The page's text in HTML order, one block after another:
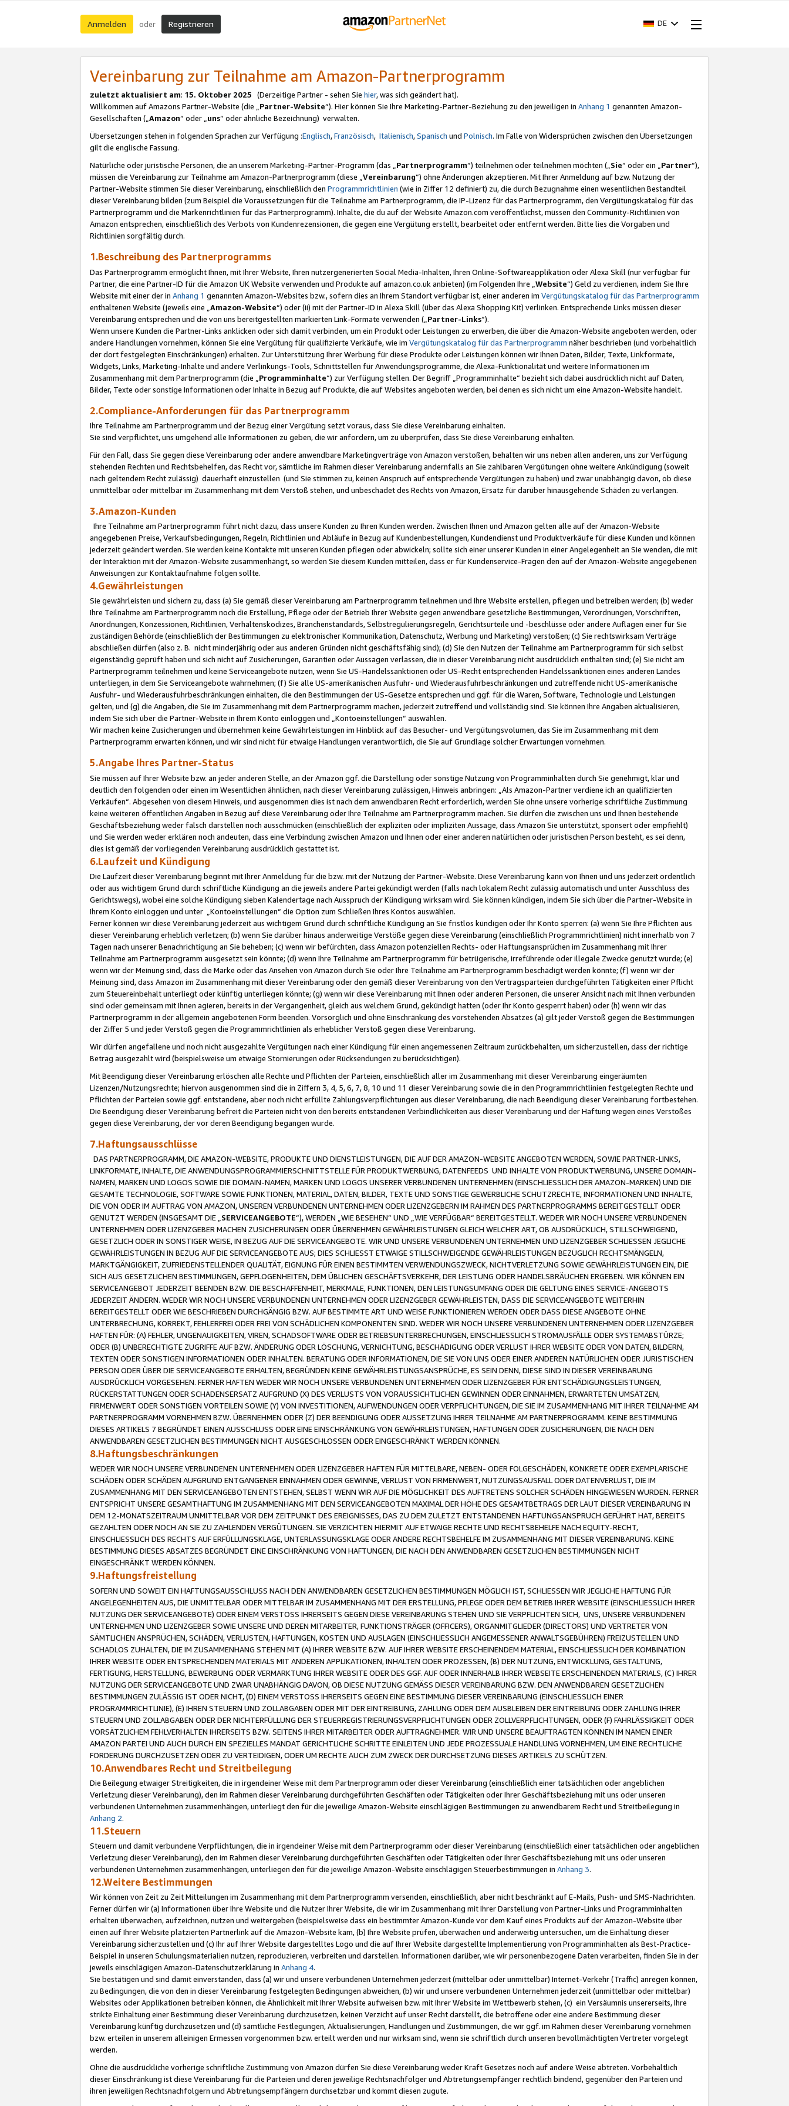
Anmelden oder Registrieren DE
Vereinbarung zur Teilnahme am Amazon-Partnerprogramm
zuletzt aktualisiert am: 15. Oktober 2025 (Derzeitige Partner - sehen Sie hier, was sich geändert hat).
Willkommen auf Amazons Partner-Website (die „Partner-Website“). Hier können Sie Ihre Marketing-Partner-Beziehung zu den jeweiligen in Anhang 1 genannten Amazon-
Gesellschaften („Amazon“ oder „uns“ oder ähnliche Bezeichnung) verwalten.
Übersetzungen stehen in folgenden Sprachen zur Verfügung :Englisch,Französisch, Italienisch,Spanisch und Polnisch. Im Falle von Widersprüchen zwischen den Übersetzungen
gilt die englische Fassung.
Natürliche oder juristische Personen, die an unserem Marketing-Partner-Programm (das „Partnerprogramm“) teilnehmen oder teilnehmen möchten („Sie“ oder ein „Partner“),
müssen die Vereinbarung zur Teilnahme am Amazon-Partnerprogramm (diese „Vereinbarung“) ohne Änderungen akzeptieren. Mit Ihrer Anmeldung auf bzw. Nutzung der
Partner-Website stimmen Sie dieser Vereinbarung, einschließlich den Programmrichtlinien (wie in Ziffer 12 definiert) zu, die durch Bezugnahme einen wesentlichen Bestandteil
dieser Vereinbarung bilden (zum Beispiel die Voraussetzungen für die Teilnahme am Partnerprogramm, die IP-Lizenz für das Partnerprogramm, den Vergütungskatalog für das
Partnerprogramm und die Markenrichtlinien für das Partnerprogramm). Inhalte, die du auf der Website Amazon.com veröffentlichst, müssen den Community-Richtlinien von
Amazon entsprechen, einschließlich des Verbots von Kundenrezensionen, die gegen eine Vergütung erstellt, bearbeitet oder entfernt werden. Bitte lies die Vorgaben und
Richtlinien sorgfältig durch.
1.Beschreibung des Partnerprogramms
Das Partnerprogramm ermöglicht Ihnen, mit Ihrer Website, Ihren nutzergenerierten Social Media-Inhalten, Ihren Online-Softwareapplikation oder Alexa Skill (nur verfügbar für
Partner, die eine Partner-ID für die Amazon UK Website verwenden und Produkte auf amazon.co.uk anbieten) (im Folgenden Ihre „ Website“) Geld zu verdienen, indem Sie Ihre
Website mit einer der in Anhang 1 genannten Amazon-Websites bzw., sofern dies an Ihrem Standort verfügbar ist, einer anderen im Vergütungskatalog für das Partnerprogramm
enthaltenen Website (jeweils eine „ Amazon-Website“) oder (ii) mit der Partner-ID in Alexa Skill (über das Alexa Shopping Kit) verlinken. Entsprechende Links müssen dieser
Vereinbarung entsprechen und die von uns bereitgestellten markierten Link-Formate verwenden („ Partner-Links“).
Wenn unsere Kunden die Partner-Links anklicken oder sich damit verbinden, um ein Produkt oder Leistungen zu erwerben, die über die Amazon-Website angeboten werden, oder
andere Handlungen vornehmen, können Sie eine Vergütung für qualifizierte Verkäufe, wie im Vergütungskatalog für das Partnerprogramm näher beschrieben (und vorbehaltlich
der dort festgelegten Einschränkungen) erhalten. Zur Unterstützung Ihrer Werbung für diese Produkte oder Leistungen können wir Ihnen Daten, Bilder, Texte, Linkformate,
Widgets, Links, Marketing-Inhalte und andere Verlinkungs-Tools, Schnittstellen für Anwendungsprogramme, die Alexa-Funktionalität und weitere Informationen im
Zusammenhang mit dem Partnerprogramm (die „ Programminhalte“) zur Verfügung stellen. Der Begriff „Programminhalte“ bezieht sich dabei ausdrücklich nicht auf Daten,
Bilder, Texte oder sonstige Informationen oder Inhalte in Bezug auf Produkte, die auf Websites angeboten werden, bei denen es sich nicht um eine Amazon-Website handelt.
2.Compliance-Anforderungen für das Partnerprogramm
Ihre Teilnahme am Partnerprogramm und der Bezug einer Vergütung setzt voraus, dass Sie diese Vereinbarung einhalten.
Sie sind verpflichtet, uns umgehend alle Informationen zu geben, die wir anfordern, um zu überprüfen, dass Sie diese Vereinbarung einhalten.
Für den Fall, dass Sie gegen diese Vereinbarung oder andere anwendbare Marketingverträge von Amazon verstoßen, behalten wir uns neben allen anderen, uns zur Verfügung
stehenden Rechten und Rechtsbehelfen, das Recht vor, sämtliche im Rahmen dieser Vereinbarung andernfalls an Sie zahlbaren Vergütungen ohne weitere Ankündigung (soweit
nach geltendem Recht zulässig) dauerhaft einzustellen (und Sie stimmen zu, keinen Anspruch auf entsprechende Vergütungen zu haben) und zwar unabhängig davon, ob diese
unmittelbar oder mittelbar im Zusammenhang mit dem Verstoß stehen, und unbeschadet des Rechts von Amazon, Ersatz für darüber hinausgehende Schäden zu verlangen.
3.Amazon-Kunden
Ihre Teilnahme am Partnerprogramm führt nicht dazu, dass unsere Kunden zu Ihren Kunden werden. Zwischen Ihnen und Amazon gelten alle auf der Amazon-Website
angegebenen Preise, Verkaufsbedingungen, Regeln, Richtlinien und Abläufe in Bezug auf Kundenbestellungen, Kundendienst und Produktverkäufe für diese Kunden und können
jederzeit geändert werden. Sie werden keine Kontakte mit unseren Kunden pflegen oder abwickeln; sollte sich einer unserer Kunden in einer Angelegenheit an Sie wenden, die mit
der Interaktion mit der Amazon-Website zusammenhängt, so werden Sie diesem Kunden mitteilen, dass er für Kundenservice-Fragen den auf der Amazon-Website angegebenen
Anweisungen zur Kontaktaufnahme folgen sollte.
4.Gewährleistungen
Sie gewährleisten und sichern zu, dass (a) Sie gemäß dieser Vereinbarung am Partnerprogramm teilnehmen und Ihre Website erstellen, pflegen und betreiben werden; (b) weder
Ihre Teilnahme am Partnerprogramm noch die Erstellung, Pflege oder der Betrieb Ihrer Website gegen anwendbare gesetzliche Bestimmungen, Verordnungen, Vorschriften,
Anordnungen, Konzessionen, Richtlinien, Verhaltenskodizes, Branchenstandards, Selbstregulierungsregeln, Gerichtsurteile und -beschlüsse oder andere Auflagen einer für Sie
zuständigen Behörde (einschließlich der Bestimmungen zu elektronischer Kommunikation, Datenschutz, Werbung und Marketing) verstoßen; (c) Sie rechtswirksam Verträge
abschließen dürfen (also z. B. nicht minderjährig oder aus anderen Gründen nicht geschäftsfähig sind); (d) Sie den Nutzen der Teilnahme am Partnerprogramm für sich selbst
eigenständig geprüft haben und sich nicht auf Zusicherungen, Garantien oder Aussagen verlassen, die in dieser Vereinbarung nicht ausdrücklich enthalten sind; (e) Sie nicht am
Partnerprogramm teilnehmen und keine Serviceangebote nutzen, wenn Sie US-Handelssanktionen oder US-Recht entsprechenden Handelssanktionen eines anderen Landes
unterliegen, in dem Sie Serviceangebote wahrnehmen; (f) Sie alle US-amerikanischen Ausfuhr- und Wiederausfuhrbeschränkungen und zutreffende nicht US-amerikanische
Ausfuhr- und Wiederausfuhrbeschränkungen einhalten, die den Bestimmungen der US-Gesetze entsprechen und ggf. für die Waren, Software, Technologie und Leistungen
gelten, und (g) die Angaben, die Sie im Zusammenhang mit dem Partnerprogramm machen, jederzeit zutreffend und vollständig sind. Sie können Ihre Angaben aktualisieren,
indem Sie sich über die Partner-Website in Ihrem Konto einloggen und „Kontoeinstellungen“ auswählen.
Wir machen keine Zusicherungen und übernehmen keine Gewährleistungen im Hinblick auf das Besucher- und Vergütungsvolumen, das Sie im Zusammenhang mit dem
Partnerprogramm erwarten können, und wir sind nicht für etwaige Handlungen verantwortlich, die Sie auf Grundlage solcher Erwartungen vornehmen.
5.Angabe Ihres Partner-Status
Sie müssen auf Ihrer Website bzw. an jeder anderen Stelle, an der Amazon ggf. die Darstellung oder sonstige Nutzung von Programminhalten durch Sie genehmigt, klar und
deutlich den folgenden oder einen im Wesentlichen ähnlichen, nach dieser Vereinbarung zulässigen, Hinweis anbringen: „Als Amazon-Partner verdiene ich an qualifizierten
Verkäufen“. Abgesehen von diesem Hinweis, und ausgenommen dies ist nach dem anwendbaren Recht erforderlich, werden Sie ohne unsere vorherige schriftliche Zustimmung
keine weiteren öffentlichen Angaben in Bezug auf diese Vereinbarung oder Ihre Teilnahme am Partnerprogramm machen. Sie dürfen die zwischen uns und Ihnen bestehende
Geschäftsbeziehung weder falsch darstellen noch ausschmücken (einschließlich der expliziten oder impliziten Aussage, dass Amazon Sie unterstützt, sponsert oder empfiehlt)
und Sie werden weder erklären noch andeuten, dass eine Verbindung zwischen Amazon und Ihnen oder einer anderen natürlichen oder juristischen Person besteht, es sei denn,
dies ist gemäß der vorliegenden Vereinbarung ausdrücklich gestattet ist.
6.Laufzeit und Kündigung
Die Laufzeit dieser Vereinbarung beginnt mit Ihrer Anmeldung für die bzw. mit der Nutzung der Partner-Website. Diese Vereinbarung kann von Ihnen und uns jederzeit ordentlich
oder aus wichtigem Grund durch schriftliche Kündigung an die jeweils andere Partei gekündigt werden (falls nach lokalem Recht zulässig automatisch und unter Ausschluss des
Gerichtswegs), wobei eine solche Kündigung sieben Kalendertage nach Ausspruch der Kündigung wirksam wird. Sie können kündigen, indem Sie sich über die Partner-Website in
Ihrem Konto einloggen und unter „Kontoeinstellungen“ die Option zum Schließen Ihres Kontos auswählen.
Ferner können wir diese Vereinbarung jederzeit aus wichtigem Grund durch schriftliche Kündigung an Sie fristlos kündigen oder Ihr Konto sperren: (a) wenn Sie Ihre Pflichten aus
dieser Vereinbarung erheblich verletzen; (b) wenn Sie darüber hinaus anderweitige Verstöße gegen diese Vereinbarung (einschließlich Programmrichtlinien) nicht innerhalb von 7
Tagen nach unserer Benachrichtigung an Sie beheben; (c) wenn wir befürchten, dass Amazon potenziellen Rechts- oder Haftungsansprüchen im Zusammenhang mit Ihrer
Teilnahme am Partnerprogramm ausgesetzt sein könnte; (d) wenn Ihre Teilnahme am Partnerprogramm für betrügerische, irreführende oder illegale Zwecke genutzt wurde; (e)
wenn wir der Meinung sind, dass die Marke oder das Ansehen von Amazon durch Sie oder Ihre Teilnahme am Partnerprogramm beschädigt werden könnte; (f) wenn wir der
Meinung sind, dass Amazon im Zusammenhang mit dieser Vereinbarung oder den gemäß dieser Vereinbarung von den Vertragsparteien durchgeführten Tätigkeiten einer Pflicht
zum Steuereinbehalt unterliegt oder künftig unterliegen könnte; (g) wenn wir diese Vereinbarung mit Ihnen oder anderen Personen, die unserer Ansicht nach mit Ihnen verbunden
sind oder gemeinsam mit Ihnen agieren, bereits in der Vergangenheit, gleich aus welchem Grund, gekündigt hatten (oder Ihr Konto gesperrt haben) oder (h) wenn wir das
Partnerprogramm in der allgemein angebotenen Form beenden. Vorsorglich und ohne Einschränkung des vorstehenden Absatzes (a) gilt jeder Verstoß gegen die Bestimmungen
der Ziffer 5 und jeder Verstoß gegen die Programmrichtlinien als erheblicher Verstoß gegen diese Vereinbarung.
Wir dürfen angefallene und noch nicht ausgezahlte Vergütungen nach einer Kündigung für einen angemessenen Zeitraum zurückbehalten, um sicherzustellen, dass der richtige
Betrag ausgezahlt wird (beispielsweise um etwaige Stornierungen oder Rücksendungen zu berücksichtigen).
Mit Beendigung dieser Vereinbarung erlöschen alle Rechte und Pflichten der Parteien, einschließlich aller im Zusammenhang mit dieser Vereinbarung eingeräumten
Lizenzen/Nutzungsrechte; hiervon ausgenommen sind die in Ziffern 3, 4, 5, 6, 7, 8, 10 und 11 dieser Vereinbarung sowie die in den Programmrichtlinien festgelegten Rechte und
Pflichten der Parteien sowie ggf. entstandene, aber noch nicht erfüllte Zahlungsverpflichtungen aus dieser Vereinbarung, die nach Beendigung dieser Vereinbarung fortbestehen.
Die Beendigung dieser Vereinbarung befreit die Parteien nicht von den bereits entstandenen Verbindlichkeiten aus dieser Vereinbarung und der Haftung wegen eines Verstoßes
gegen diese Vereinbarung, der vor deren Beendigung begangen wurde.
7.Haftungsausschlüsse
DAS PARTNERPROGRAMM, DIE AMAZON-WEBSITE, PRODUKTE UND DIENSTLEISTUNGEN, DIE AUF DER AMAZON-WEBSITE ANGEBOTEN WERDEN, SOWIE PARTNER-LINKS,
LINKFORMATE, INHALTE, DIE ANWENDUNGSPROGRAMMIERSCHNITTSTELLE FÜR PRODUKTWERBUNG, DATENFEEDS UND INHALTE VON PRODUKTWERBUNG, UNSERE DOMAIN-
NAMEN, MARKEN UND LOGOS SOWIE DIE DOMAIN-NAMEN, MARKEN UND LOGOS UNSERER VERBUNDENEN UNTERNEHMEN (EINSCHLIESSLICH DER AMAZON-MARKEN) UND DIE
GESAMTE TECHNOLOGIE, SOFTWARE SOWIE FUNKTIONEN, MATERIAL, DATEN, BILDER, TEXTE UND SONSTIGE GEWERBLICHE SCHUTZRECHTE, INFORMATIONEN UND INHALTE,
DIE VON ODER IM AUFTRAG VON AMAZON, UNSEREN VERBUNDENEN UNTERNEHMEN ODER LIZENZGEBERN IM RAHMEN DES PARTNERPROGRAMMS BEREITGESTELLT ODER
GENUTZT WERDEN (INSGESAMT DIE „ SERVICEANGEBOTE“), WERDEN „WIE BESEHEN“ UND „WIE VERFÜGBAR“ BEREITGESTELLT. WEDER WIR NOCH UNSERE VERBUNDENEN
UNTERNEHMEN ODER LIZENZGEBER MACHEN ZUSICHERUNGEN ODER ÜBERNEHMEN GEWÄHRLEISTUNGEN GLEICH WELCHER ART, OB AUSDRÜCKLICH, STILLSCHWEIGEND,
GESETZLICH ODER IN SONSTIGER WEISE, IN BEZUG AUF DIE SERVICEANGEBOTE. WIR UND UNSERE VERBUNDENEN UNTERNEHMEN UND LIZENZGEBER SCHLIESSEN JEGLICHE
GEWÄHRLEISTUNGEN IN BEZUG AUF DIE SERVICEANGEBOTE AUS; DIES SCHLIESST ETWAIGE STILLSCHWEIGENDE GEWÄHRLEISTUNGEN BEZÜGLICH RECHTSMÄNGELN,
MARKTGÄNGIGKEIT, ZUFRIEDENSTELLENDER QUALITÄT, EIGNUNG FÜR EINEN BESTIMMTEN VERWENDUNGSZWECK, NICHTVERLETZUNG SOWIE GEWÄHRLEISTUNGEN EIN, DIE
SICH AUS GESETZLICHEN BESTIMMUNGEN, GEPFLOGENHEITEN, DEM ÜBLICHEN GESCHÄFTSVERKEHR, DER LEISTUNG ODER HANDELSBRÄUCHEN ERGEBEN. WIR KÖNNEN EIN
SERVICEANGEBOT JEDERZEIT BEENDEN BZW. DIE BESCHAFFENHEIT, MERKMALE, FUNKTIONEN, DEN LEISTUNGSUMFANG ODER DIE GELTUNG EINES SERVICE-ANGEBOTS
JEDERZEIT ÄNDERN. WEDER WIR NOCH UNSERE VERBUNDENEN UNTERNEHMEN ODER LIZENZGEBER GEWÄHRLEISTEN, DASS DIE SERVICEANGEBOTE WEITERHIN
BEREITGESTELLT ODER WIE BESCHRIEBEN DURCHGÄNGIG BZW. AUF BESTIMMTE ART UND WEISE FUNKTIONIEREN WERDEN ODER DASS DIESE ANGEBOTE OHNE
UNTERBRECHUNG, KORREKT, FEHLERFREI ODER FREI VON SCHÄDLICHEN KOMPONENTEN SIND. WEDER WIR NOCH UNSERE VERBUNDENEN UNTERNEHMEN ODER LIZENZGEBER
HAFTEN FÜR: (A) FEHLER, UNGENAUIGKEITEN, VIREN, SCHADSOFTWARE ODER BETRIEBSUNTERBRECHUNGEN, EINSCHLIESSLICH STROMAUSFÄLLE ODER SYSTEMABSTÜRZE;
ODER (B) UNBERECHTIGTE ZUGRIFFE AUF BZW. ÄNDERUNG ODER LÖSCHUNG, VERNICHTUNG, BESCHÄDIGUNG ODER VERLUST IHRER WEBSITE ODER VON DATEN, BILDERN,
TEXTEN ODER SONSTIGEN INFORMATIONEN ODER INHALTEN. BERATUNG ODER INFORMATIONEN, DIE SIE VON UNS ODER EINER ANDEREN NATÜRLICHEN ODER JURISTISCHEN
PERSON ODER ÜBER DIE SERVICEANGEBOTE ERHALTEN, BEGRÜNDEN KEINE GEWÄHRLEISTUNGSANSPRÜCHE, ES SEIN DENN, DIESE SIND IN DIESER VEREINBARUNG
AUSDRÜCKLICH VORGESEHEN. FERNER HAFTEN WEDER WIR NOCH UNSERE VERBUNDENEN UNTERNEHMEN ODER LIZENZGEBER FÜR ENTSCHÄDIGUNGSLEISTUNGEN,
RÜCKERSTATTUNGEN ODER SCHADENSERSATZ AUFGRUND (X) DES VERLUSTS VON VORAUSSICHTLICHEN GEWINNEN ODER EINNAHMEN, ERWARTETEN UMSÄTZEN,
FIRMENWERT ODER SONSTIGEN VORTEILEN SOWIE (Y) VON INVESTITIONEN, AUFWENDUNGEN ODER VERPFLICHTUNGEN, DIE SIE IM ZUSAMMENHANG MIT IHRER TEILNAHME AM
PARTNERPROGRAMM VORNEHMEN BZW. ÜBERNEHMEN ODER (Z) DER BEENDIGUNG ODER AUSSETZUNG IHRER TEILNAHME AM PARTNERPROGRAMM. KEINE BESTIMMUNG
DIESES ARTIKELS 7 BEGRÜNDET EINEN AUSSCHLUSS ODER EINE EINSCHRÄNKUNG VON GEWÄHRLEISTUNGEN, HAFTUNGEN ODER ZUSICHERUNGEN, DIE NACH DEN
ANWENDBAREN GESETZLICHEN BESTIMMUNGEN NICHT AUSGESCHLOSSEN ODER EINGESCHRÄNKT WERDEN KÖNNEN.
8.Haftungsbeschränkungen
WEDER WIR NOCH UNSERE VERBUNDENEN UNTERNEHMEN ODER LIZENZGEBER HAFTEN FÜR MITTELBARE, NEBEN- ODER FOLGESCHÄDEN, KONKRETE ODER EXEMPLARISCHE
SCHÄDEN ODER SCHÄDEN AUFGRUND ENTGANGENER EINNAHMEN ODER GEWINNE, VERLUST VON FIRMENWERT, NUTZUNGSAUSFALL ODER DATENVERLUST, DIE IM
ZUSAMMENHANG MIT DEN SERVICEANGEBOTEN ENTSTEHEN, SELBST WENN WIR AUF DIE MÖGLICHKEIT DES AUFTRETENS SOLCHER SCHÄDEN HINGEWIESEN WURDEN. FERNER
ENTSPRICHT UNSERE GESAMTHAFTUNG IM ZUSAMMENHANG MIT DEN SERVICEANGEBOTEN MAXIMAL DER HÖHE DES GESAMTBETRAGS DER LAUT DIESER VEREINBARUNG IN
DEM 12-MONATSZEITRAUM UNMITTELBAR VOR DEM ZEITPUNKT DES EREIGNISSES, DAS ZU DEM ZULETZT ENTSTANDENEN HAFTUNGSANSPRUCH GEFÜHRT HAT, BEREITS
GEZAHLTEN ODER NOCH AN SIE ZU ZAHLENDEN VERGÜTUNGEN. SIE VERZICHTEN HIERMIT AUF ETWAIGE RECHTE UND RECHTSBEHELFE NACH EQUITY-RECHT,
EINSCHLIESSLICH DES RECHTS AUF ERFÜLLUNGSKLAGE, UNTERLASSUNGSKLAGE ODER ANDERE RECHTSBEHELFE IM ZUSAMMENHANG MIT DIESER VEREINBARUNG. KEINE
BESTIMMUNG DIESES ABSATZES BEGRÜNDET EINE EINSCHRÄNKUNG VON HAFTUNGEN, DIE NACH DEN ANWENDBAREN GESETZLICHEN BESTIMMUNGEN NICHT
EINGESCHRÄNKT WERDEN KÖNNEN.
9.Haftungsfreistellung
SOFERN UND SOWEIT EIN HAFTUNGSAUSSCHLUSS NACH DEN ANWENDBAREN GESETZLICHEN BESTIMMUNGEN MÖGLICH IST, SCHLIESSEN WIR JEGLICHE HAFTUNG FÜR
ANGELEGENHEITEN AUS, DIE UNMITTELBAR ODER MITTELBAR IM ZUSAMMENHANG MIT DER ERSTELLUNG, PFLEGE ODER DEM BETRIEB IHRER WEBSITE (EINSCHLIESSLICH IHRER
NUTZUNG DER SERVICEANGEBOTE) ODER EINEM VERSTOSS IHRERSEITS GEGEN DIESE VEREINBARUNG STEHEN UND SIE VERPFLICHTEN SICH, UNS, UNSERE VERBUNDENEN
UNTERNEHMEN UND LIZENZGEBER SOWIE UNSERE UND DEREN MITARBEITER, FUNKTIONSTRÄGER (OFFICERS), ORGANMITGLIEDER (DIRECTORS) UND VERTRETER VON
SÄMTLICHEN ANSPRÜCHEN, SCHÄDEN, VERLUSTEN, HAFTUNGEN, KOSTEN UND AUSLAGEN (EINSCHLIESSLICH ANGEMESSENER ANWALTSGEBÜHREN) FREIZUSTELLEN UND
SCHADLOS ZUHALTEN, DIE IM ZUSAMMENHANG STEHEN MIT (A) IHRER WEBSITE BZW. AUF IHRER WEBSITE ERSCHEINENDEM MATERIAL, EINSCHLIESSLICH DER KOMBINATION
IHRER WEBSITE ODER ENTSPRECHENDEN MATERIALS MIT ANDEREN APPLIKATIONEN, INHALTEN ODER PROZESSEN, (B) DER NUTZUNG, ENTWICKLUNG, GESTALTUNG,
FERTIGUNG, HERSTELLUNG, BEWERBUNG ODER VERMARKTUNG IHRER WEBSITE ODER DES GGF. AUF ODER INNERHALB IHRER WEBSEITE ERSCHEINENDEN MATERIALS, (C) IHRER
NUTZUNG DER SERVICEANGEBOTE UND ZWAR UNABHÄNGIG DAVON, OB DIESE NUTZUNG GEMÄSS DIESER VEREINBARUNG BZW. DEN ANWENDBAREN GESETZLICHEN
BESTIMMUNGEN ZULÄSSIG IST ODER NICHT, (D) EINEM VERSTOSS IHRERSEITS GEGEN EINE BESTIMMUNG DIESER VEREINBARUNG (EINSCHLIESSLICH EINER
PROGRAMMRICHTLINIE), (E) IHREN STEUERN UND ZOLLABGABEN ODER MIT DER EINTREIBUNG, ZAHLUNG ODER DEM AUSBLEIBEN DER EINTREIBUNG ODER ZAHLUNG IHRER
STEUERN UND ZOLLABGABEN ODER DER NICHTERFÜLLUNG DER STEUERREGISTRIERUNGSVERPFLICHTUNGEN ODER ZOLLVERPFLICHTUNGEN, ODER (F) FAHRLÄSSIGKEIT ODER
VORSÄTZLICHEM FEHLVERHALTEN IHRERSEITS BZW. SEITENS IHRER MITARBEITER ODER AUFTRAGNEHMER. WIR UND UNSERE BEAUFTRAGTEN KÖNNEN IM NAMEN EINER
AMAZON PARTEI UND AUCH DURCH EIN SPEZIELLES MANDAT GERICHTLICHE SCHRITTE EINLEITEN UND JEDE PROZESSUALE HANDLUNG VORNEHMEN, UM EINE RECHTLICHE
FORDERUNG DURCHZUSETZEN ODER ZU VERTEIDIGEN, ODER UM RECHTE AUCH ZUM ZWECK DER DURCHSETZUNG DIESES ARTIKELS ZU SCHÜTZEN.
10.Anwendbares Recht und Streitbeilegung
Die Beilegung etwaiger Streitigkeiten, die in irgendeiner Weise mit dem Partnerprogramm oder dieser Vereinbarung (einschließlich einer tatsächlichen oder angeblichen
Verletzung dieser Vereinbarung), den im Rahmen dieser Vereinbarung durchgeführten Geschäften oder Tätigkeiten oder Ihrer Geschäftsbeziehung mit uns oder unseren
verbundenen Unternehmen zusammenhängen, unterliegt den für die jeweilige Amazon-Website einschlägigen Bestimmungen zu anwendbarem Recht und Streitbeilegung in
Anhang 2.
11.Steuern
Steuern und damit verbundene Verpflichtungen, die in irgendeiner Weise mit dem Partnerprogramm oder dieser Vereinbarung (einschließlich einer tatsächlichen oder angeblichen
Verletzung dieser Vereinbarung), den im Rahmen dieser Vereinbarung durchgeführten Geschäften oder Tätigkeiten oder Ihrer Geschäftsbeziehung mit uns oder unseren
verbundenen Unternehmen zusammenhängen, unterliegen den für die jeweilige Amazon-Website einschlägigen Steuerbestimmungen in Anhang 3.
12.Weitere Bestimmungen
Wir können von Zeit zu Zeit Mitteilungen im Zusammenhang mit dem Partnerprogramm versenden, einschließlich, aber nicht beschränkt auf E-Mails, Push- und SMS-Nachrichten.
Ferner dürfen wir (a) Informationen über Ihre Website und die Nutzer Ihrer Website, die wir im Zusammenhang mit Ihrer Darstellung von Partner-Links und Programminhalten
erhalten überwachen, aufzeichnen, nutzen und weitergeben (beispielsweise dass ein bestimmter Amazon-Kunde vor dem Kauf eines Produkts auf der Amazon-Website über
einen auf Ihrer Website platzierten Partnerlink auf die Amazon-Website kam, (b) Ihre Website prüfen, überwachen und anderweitig untersuchen, um die Einhaltung dieser
Vereinbarung sicherzustellen und (c) Ihr auf Ihrer Website dargestelltes Logo und die auf Ihrer Website dargestellte Implementierung von Programminhalten als Best-Practice-
Beispiel in unseren Schulungsmaterialien nutzen, reproduzieren, verbreiten und darstellen. Informationen darüber, wie wir personenbezogene Daten verarbeiten, finden Sie in der
jeweils einschlägigen Amazon-Datenschutzerklärung in Anhang 4.
Sie bestätigen und sind damit einverstanden, dass (a) wir und unsere verbundenen Unternehmen jederzeit (mittelbar oder unmittelbar) Internet-Verkehr (Traffic) anregen können,
zu Bedingungen, die von den in dieser Vereinbarung festgelegten Bedingungen abweichen, (b) wir und unsere verbundenen Unternehmen jederzeit (unmittelbar oder mittelbar)
Websites oder Applikationen betreiben können, die Ähnlichkeit mit Ihrer Website aufweisen bzw. mit Ihrer Website im Wettbewerb stehen, (c) ein Versäumnis unsererseits, Ihre
strikte Einhaltung einer Bestimmung dieser Vereinbarung durchzusetzen, keinen Verzicht auf unser Recht darstellt, die betroffene oder eine andere Bestimmung dieser
Vereinbarung künftig durchzusetzen und (d) sämtliche Festlegungen, Aktualisierungen, Handlungen und Zustimmungen, die wir ggf. im Rahmen dieser Vereinbarung vornehmen
bzw. erteilen in unserem alleinigen Ermessen vorgenommen bzw. erteilt werden und nur wirksam sind, wenn sie schriftlich durch unseren bevollmächtigten Vertreter vorgelegt
werden.
Ohne die ausdrückliche vorherige schriftliche Zustimmung von Amazon dürfen Sie diese Vereinbarung weder Kraft Gesetzes noch auf andere Weise abtreten. Vorbehaltlich
dieser Einschränkung ist diese Vereinbarung für die Parteien und deren jeweilige Rechtsnachfolger und Abtretungsempfänger rechtlich bindend, gegenüber den Parteien und
ihren jeweiligen Rechtsnachfolgern und Abtretungsempfängern durchsetzbar und kommt diesen zugute.